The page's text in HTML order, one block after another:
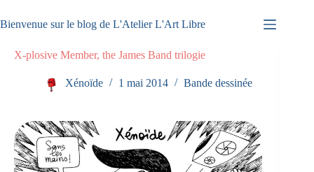
au
contenu
Bienvenue sur le blog de L'Atelier L'Art Libre
X-plosive Member, the James Band trilogie
Xénoïde 1 mai 2014 Bande dessinée